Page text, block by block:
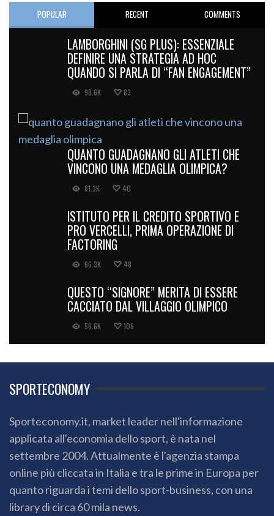
POPULAR RECENT COMMENTS
LAMBORGHINI (SG PLUS): ESSENZIALE
DEFINIRE UNA STRATEGIA AD HOC
QUANDO SI PARLA DI “FAN ENGAGEMENT”
98.6K 83
QUANTO GUADAGNANO GLI ATLETI CHE
VINCONO UNA MEDAGLIA OLIMPICA?
81.3K 40
ISTITUTO PER IL CREDITO SPORTIVO E
PRO VERCELLI, PRIMA OPERAZIONE DI
FACTORING
66.3K 48
QUESTO “SIGNORE” MERITA DI ESSERE
CACCIATO DAL VILLAGGIO OLIMPICO
56.6K 106
SPORTECONOMY
Sporteconomy.it, market leader nell'informazione
applicata all'economia dello sport, è nata nel
settembre 2004. Attualmente è l'agenzia stampa
online più cliccata in Italia e tra le prime in Europa per
quanto riguarda i temi dello sport-business, con una
library di circa 60 mila news.